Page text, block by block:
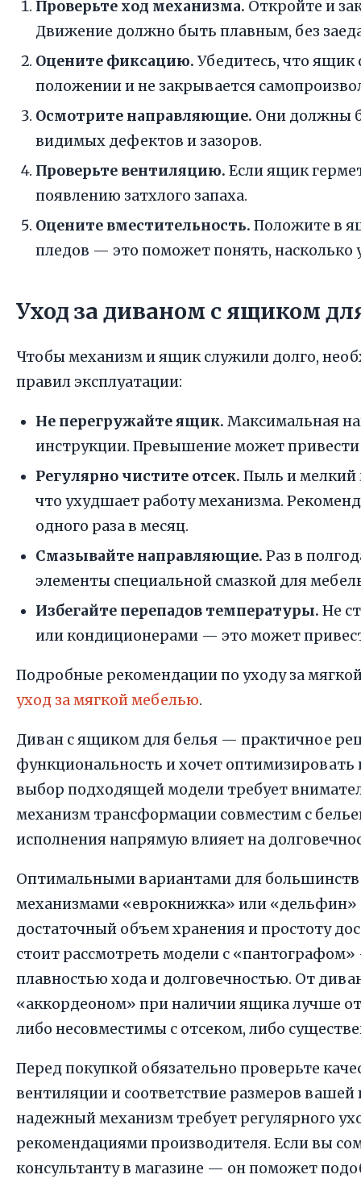
Проверьте ход механизма. Откройте и
Движение должно быть плавным, без
Оцените фиксацию. Убедитесь, что
положении и не закрывается
Осмотрите направляющие. Они должны
видимых дефектов и зазоров.
Проверьте вентиляцию. Если ящик
появлению затхлого запаха.
Оцените вместительность. Положите в
пледов — это поможет понять, насколько
Уход за диваном с ящиком
Чтобы механизм и ящик служили долго,
правил эксплуатации:
Не перегружайте ящик. Максимальная
инструкции. Превышение может
Регулярно чистите отсек. Пыль и мелкий
что ухудшает работу механизма.
одного раза в месяц.
Смазывайте направляющие. Раз в
элементы специальной смазкой для
Избегайте перепадов температуры. Не
или кондиционерами — это может
Подробные рекомендации по уходу за
уход за мягкой мебелью.
Диван с ящиком для белья — практичное
функциональность и хочет оптимизировать
выбор подходящей модели требует
механизм трансформации совместим с
исполнения напрямую влияет на
Оптимальными вариантами для
механизмами «еврокнижка» или
достаточный объем хранения и простоту
стоит рассмотреть модели с
плавностью хода и долговечностью. От
«аккордеоном» при наличии ящика лучше
либо несовместимы с отсеком, либо
Перед покупкой обязательно проверьте
вентиляции и соответствие размеров
надежный механизм требует регулярного
рекомендациями производителя. Если вы
консультанту в магазине — он поможет